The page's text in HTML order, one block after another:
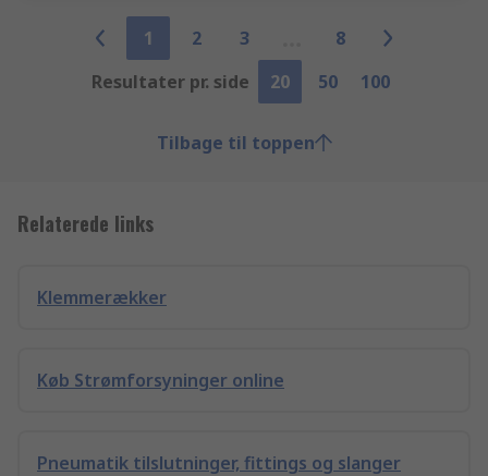
1 2 3
8
Resultater pr. side
20 50 100
Tilbage til toppen
Relaterede links
Klemmerækker
Køb Strømforsyninger online
Pneumatik tilslutninger, fittings og slanger